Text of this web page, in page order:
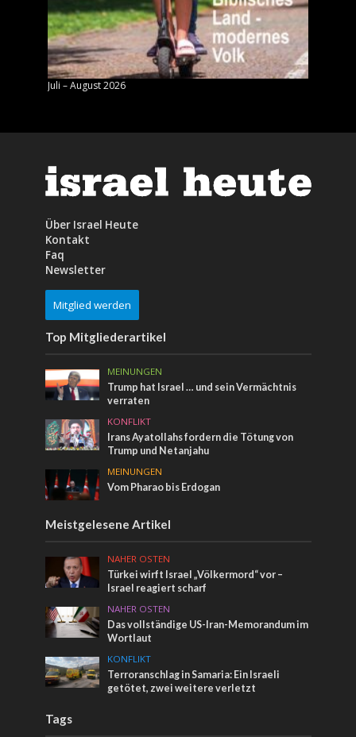
Juli – August 2026
Über Israel Heute
Kontakt
Faq
Newsletter
Mitglied werden
Top Mitgliederartikel
MEINUNGEN
Trump hat Israel … und sein Vermächtnis
verraten
KONFLIKT
Irans Ayatollahs fordern die Tötung von
Trump und Netanjahu
MEINUNGEN
Vom Pharao bis Erdogan
Meistgelesene Artikel
NAHER OSTEN
Türkei wirft Israel „Völkermord“ vor –
Israel reagiert scharf
NAHER OSTEN
Das vollständige US-Iran-Memorandum im
Wortlaut
KONFLIKT
Terroranschlag in Samaria: Ein Israeli
getötet, zwei weitere verletzt
Tags